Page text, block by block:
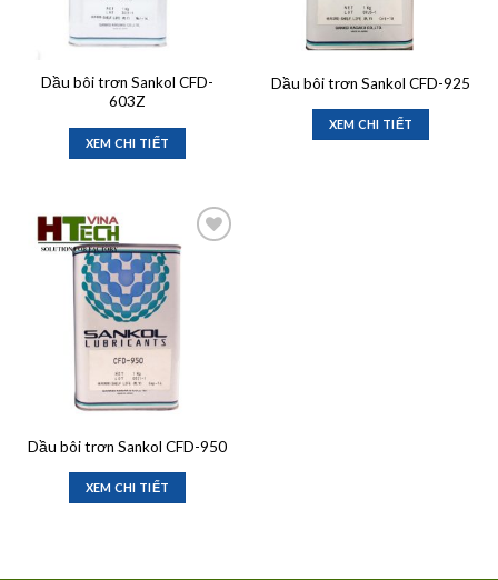
Dầu bôi trơn Sankol CFD-
603Z
XEM CHI TIẾT
Dầu bôi trơn Sankol CFD-925
XEM CHI TIẾT
Dầu bôi trơn Sankol CFD-950
XEM CHI TIẾT